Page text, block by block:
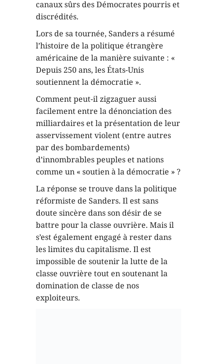
canaux sûrs des Démocrates pourris et
discrédités.
Lors de sa tournée, Sanders a résumé
l’histoire de la politique étrangère
américaine de la manière suivante : «
Depuis 250 ans, les États-Unis
soutiennent la démocratie ».
Comment peut-il zigzaguer aussi
facilement entre la dénonciation des
milliardaires et la présentation de leur
asservissement violent (entre autres
par des bombardements)
d’innombrables peuples et nations
comme un « soutien à la démocratie » ?
La réponse se trouve dans la politique
réformiste de Sanders. Il est sans
doute sincère dans son désir de se
battre pour la classe ouvrière. Mais il
s’est également engagé à rester dans
les limites du capitalisme. Il est
impossible de soutenir la lutte de la
classe ouvrière tout en soutenant la
domination de classe de nos
exploiteurs.